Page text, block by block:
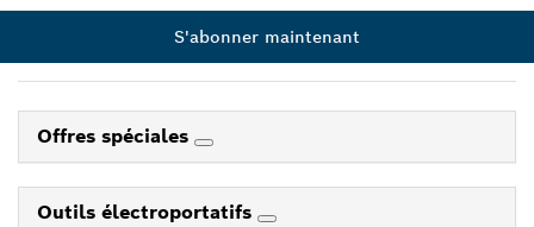
S'abonner maintenant
Offres spéciales
Outils électroportatifs